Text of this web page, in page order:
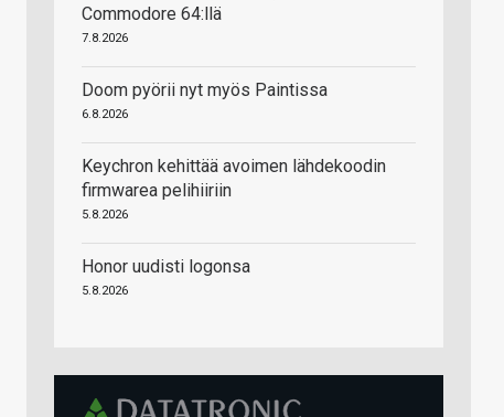
Commodore 64:llä
7.8.2026
Doom pyörii nyt myös Paintissa
6.8.2026
Keychron kehittää avoimen lähdekoodin
firmwarea pelihiiriin
5.8.2026
Honor uudisti logonsa
5.8.2026